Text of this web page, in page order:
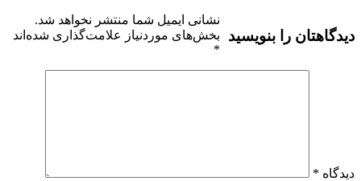
دیدگاهتان را بنویسید
نشانی ایمیل شما منتشر نخواهد شد.
بخش‌های موردنیاز علامت‌گذاری شده‌اند
*
دیدگاه *